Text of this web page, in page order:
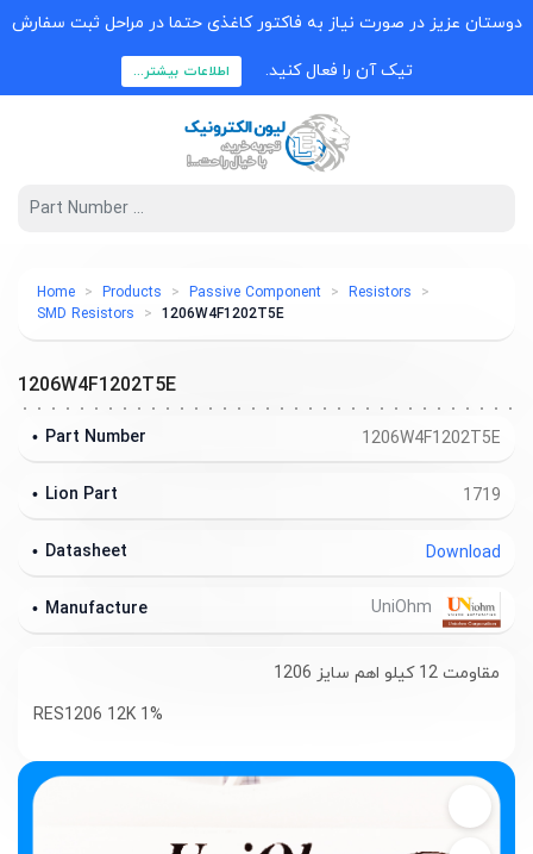
دوستان عزیز در صورت نیاز به فاکتور کاغذی حتما در مراحل ثبت سفارش
تیک آن را فعال کنید. اطلاعات بیشتر...
Home Products Passive Component
Resistors
SMD Resistors
1206W4F1202T5E
1206W4F1202T5E
1206W4F1202T5E
Part Number
1719
Lion Part
Download
Datasheet
Manufacture
مقاومت 12 کیلو اهم سایز 1206
RES1206 12K 1%